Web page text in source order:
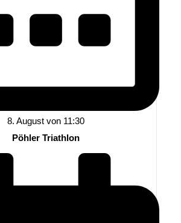
8. August von 11:30
Pöhler Triathlon